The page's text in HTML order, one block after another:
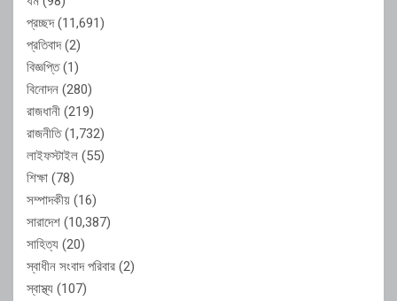
প্রচ্ছদ(11,691)
প্রতিবাদ(2)
বিজ্ঞপ্তি(1)
বিনোদন (280)
রাজধানী (219)
রাজনীতি(1,732)
লাইফস্টাইল (55)
শিক্ষা (78)
সম্পাদকীয় (16)
সারাদেশ (10,387)
সাহিত্য (20)
স্বাধীন সংবাদ পরিবার (2)
স্বাস্থ্য (107)